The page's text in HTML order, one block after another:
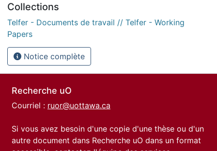
Collections
Telfer - Documents de travail // Telfer - Working
Papers
Notice complète
Recherche uO
Courriel : ruor@uottawa.ca
Si vous avez besoin d'une copie d'une thèse ou d'un
autre document dans Recherche uO dans un format